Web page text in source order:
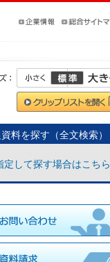
料を探す（全文検索）
定して探す場合はこちら